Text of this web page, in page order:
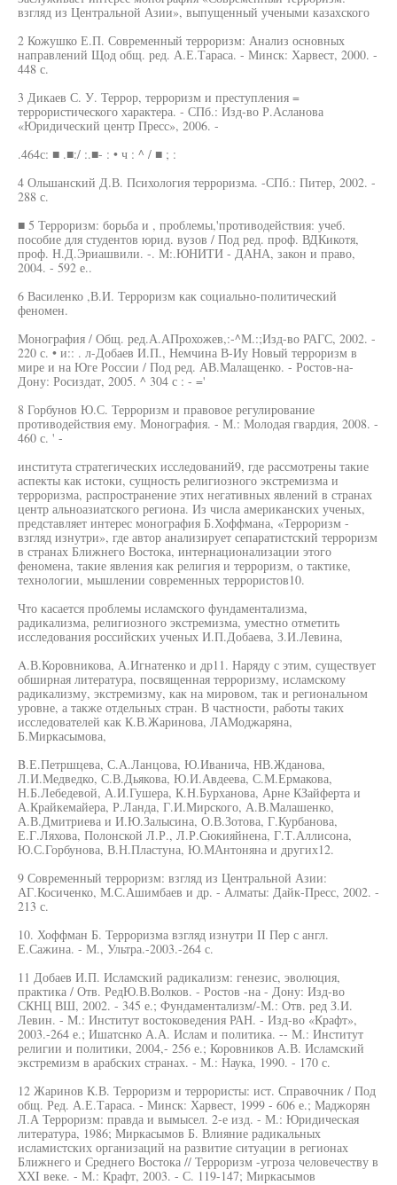
взгляд из Центральной Азии», выпущенный учеными казахского
2 Кожушко Е.П. Современный терроризм: Анализ основных
направлений Щод общ. ред. А.Е.Тараса. - Минск: Харвест, 2000. -
448 с.
3 Дикаев С. У. Террор, терроризм и преступления =
террористического характера. - СПб.: Изд-во Р.Асланова
«Юридический центр Пресс», 2006. -
.464с: ■ .■:/ :.■- : • ч : ^ / ■ ; :
4 Ольшанский Д.В. Психология терроризма. -СПб.: Питер, 2002. -
288 с.
■ 5 Терроризм: борьба и , проблемы,'противодействия: учеб.
пособие для студентов юрид. вузов / Под ред. проф. ВДКикотя,
проф. Н.Д.Эриашвили. -. М:.ЮНИТИ - ДАНА, закон и право,
2004. - 592 е..
6 Василенко ,В.И. Терроризм как социально-политический
феномен.
Монография / Общ. ред.А.АПрохожев,:-^М.:;Изд-во РАГС, 2002. -
220 с. • и:: . л-Добаев И.П., Немчина В-Иу Новый терроризм в
мире и на Юге России / Под ред. АВ.Малащенко. - Ростов-на-
Дону: Росиздат, 2005. ^ 304 с : - ='
8 Горбунов Ю.С. Терроризм и правовое регулирование
противодействия ему. Монография. - М.: Молодая гвардия, 2008. -
460 с. ' -
института стратегических исследований9, где рассмотрены такие
аспекты как истоки, сущность религиозного экстремизма и
терроризма, распространение этих негативных явлений в странах
центр альноазиатского региона. Из числа американских ученых,
представляет интерес монография Б.Хоффмана, «Терроризм -
взгляд изнутри», где автор анализирует сепаратистский терроризм
в странах Ближнего Востока, интернационализации этого
феномена, такие явления как религия и терроризм, о тактике,
технологии, мышлении современных террористов10.
Что касается проблемы исламского фундаментализма,
радикализма, религиозного экстремизма, уместно отметить
исследования российских ученых И.П.Добаева, З.И.Левина,
A.В.Коровникова, А.Игнатенко и др11. Наряду с этим, существует
обширная литература, посвященная терроризму, исламскому
радикализму, экстремизму, как на мировом, так и региональном
уровне, а также отдельных стран. В частности, работы таких
исследователей как К.В.Жаринова, ЛАМоджаряна,
Б.Миркасымова,
B.Е.Петршцева, С.А.Ланцова, Ю.Иванича, НВ.Жданова,
Л.И.Медведко, С.В.Дьякова, Ю.И.Авдеева, С.М.Ермакова,
Н.Б.Лебедевой, А.И.Гушера, К.Н.Бурханова, Арне КЗайферта и
А.Крайкемайера, Р.Ланда, Г.И.Мирского, А.В.Малашенко,
А.В.Дмитриева и И.Ю.Залысина, О.В.Зотова, Г.Курбанова,
Е.Г.Ляхова, Полонской Л.Р., Л.Р.Сюкияйнена, Г.Т.Аллисона,
Ю.С.Горбунова, В.Н.Пластуна, Ю.МАнтоняна и других12.
9 Современный терроризм: взгляд из Центральной Азии:
АГ.Косиченко, М.С.Ашимбаев и др. - Алматы: Дайк-Пресс, 2002. -
213 с.
10. Хоффман Б. Терроризма взгляд изнутри II Пер с англ.
Е.Сажина. - М., Ультра.-2003.-264 с.
11 Добаев И.П. Исламский радикализм: генезис, эволюция,
практика / Отв. РедЮ.В.Волков. - Ростов -на - Дону: Изд-во
СКНЦ ВШ, 2002. - 345 е.; Фундаментализм/-М.: Отв. ред З.И.
Левин. - М.: Институт востоковедения РАН. - Изд-во «Крафт»,
2003.-264 е.; Ишатснко А.А. Ислам и политика. -- М.: Институт
религии и политики, 2004,- 256 е.; Коровников А.В. Исламский
экстремизм в арабских странах. - М.: Наука, 1990. - 170 с.
12 Жаринов К.В. Терроризм и террористы: ист. Справочник / Под
общ. Ред. А.Е.Тараса. - Минск: Харвест, 1999 - 606 е.; Маджорян
Л.А Терроризм: правда и вымысел. 2-е изд. - М.: Юридическая
литература, 1986; Миркасымов Б. Влияние радикальных
исламистских организаций на развитие ситуации в регионах
Ближнего и Среднего Востока // Терроризм -угроза человечеству в
XXI веке. - М.: Крафт, 2003. - С. 119-147; Миркасымов